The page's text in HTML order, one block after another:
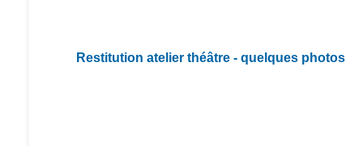
Restitution atelier théâtre - quelques photos